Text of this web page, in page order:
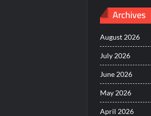
Archives
August 2026
July 2026
June 2026
May 2026
April 2026